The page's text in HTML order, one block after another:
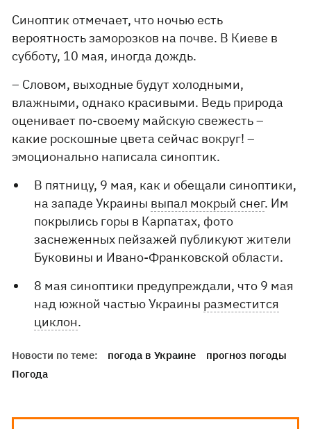
Синоптик отмечает, что ночью есть
вероятность заморозков на почве. В Киеве в
субботу, 10 мая, иногда дождь.
– Словом, выходные будут холодными,
влажными, однако красивыми. Ведь природа
оценивает по-своему майскую свежесть –
какие роскошные цвета сейчас вокруг! –
эмоционально написала синоптик.
В пятницу, 9 мая, как и обещали синоптики,
на западе Украины выпал мокрый снег. Им
покрылись горы в Карпатах, фото
заснеженных пейзажей публикуют жители
Буковины и Ивано-Франковской области.
8 мая синоптики предупреждали, что 9 мая
над южной частью Украины разместится
циклон.
Новости по теме: погода в Украине
прогноз погоды
Погода